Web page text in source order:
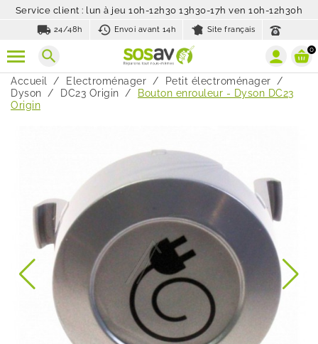
Service client : lun à jeu 10h-12h30 13h30-17h ven 10h-12h30h
local_shipping 24/48h history_toggle_off
Envoi avant 14h Site français
search 0
Accueil Electroménager
Petit électroménager
Dyson
DC23 Origin
Bouton enrouleur - Dyson DC23
Origin